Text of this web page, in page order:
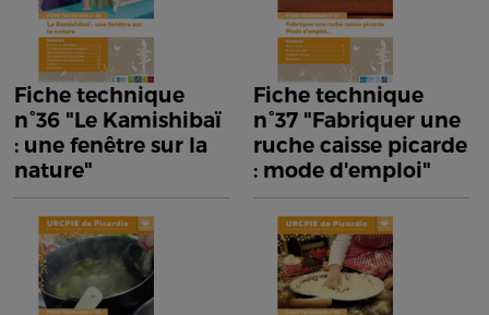
Fiche technique
n°36 "Le Kamishibaï
: une fenêtre sur la
nature"
Fiche technique
n°37 "Fabriquer une
ruche caisse picarde
: mode d'emploi"